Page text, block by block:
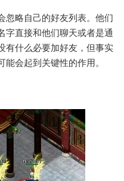
忽略自己的好友列表。他们
字直接和他们聊天或者是通
有什么必要加好友，但事实
会起到关键性的作用。